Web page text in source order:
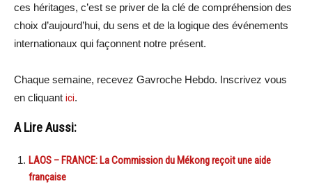
ces héritages, c’est se priver de la clé de compréhension des
choix d’aujourd’hui, du sens et de la logique des événements
internationaux qui façonnent notre présent.
Chaque semaine, recevez Gavroche Hebdo. Inscrivez vous
en cliquant ici.
A Lire Aussi:
LAOS – FRANCE: La Commission du Mékong reçoit une aide
française